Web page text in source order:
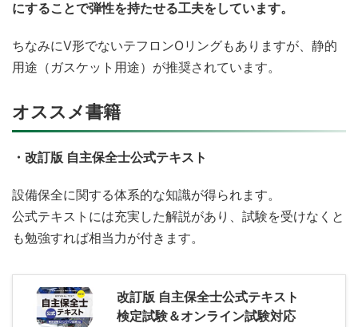
にすることで弾性を持たせる工夫をしています。
ちなみにV形でないテフロンOリングもありますが、静的
用途（ガスケット用途）が推奨されています。
オススメ書籍
・改訂版 自主保全士公式テキスト
設備保全に関する体系的な知識が得られます。
公式テキストには充実した解説があり、試験を受けなくと
も勉強すれば相当力が付きます。
改訂版 自主保全士公式テキスト
検定試験＆オンライン試験対応